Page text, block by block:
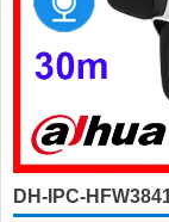
DH-IPC-